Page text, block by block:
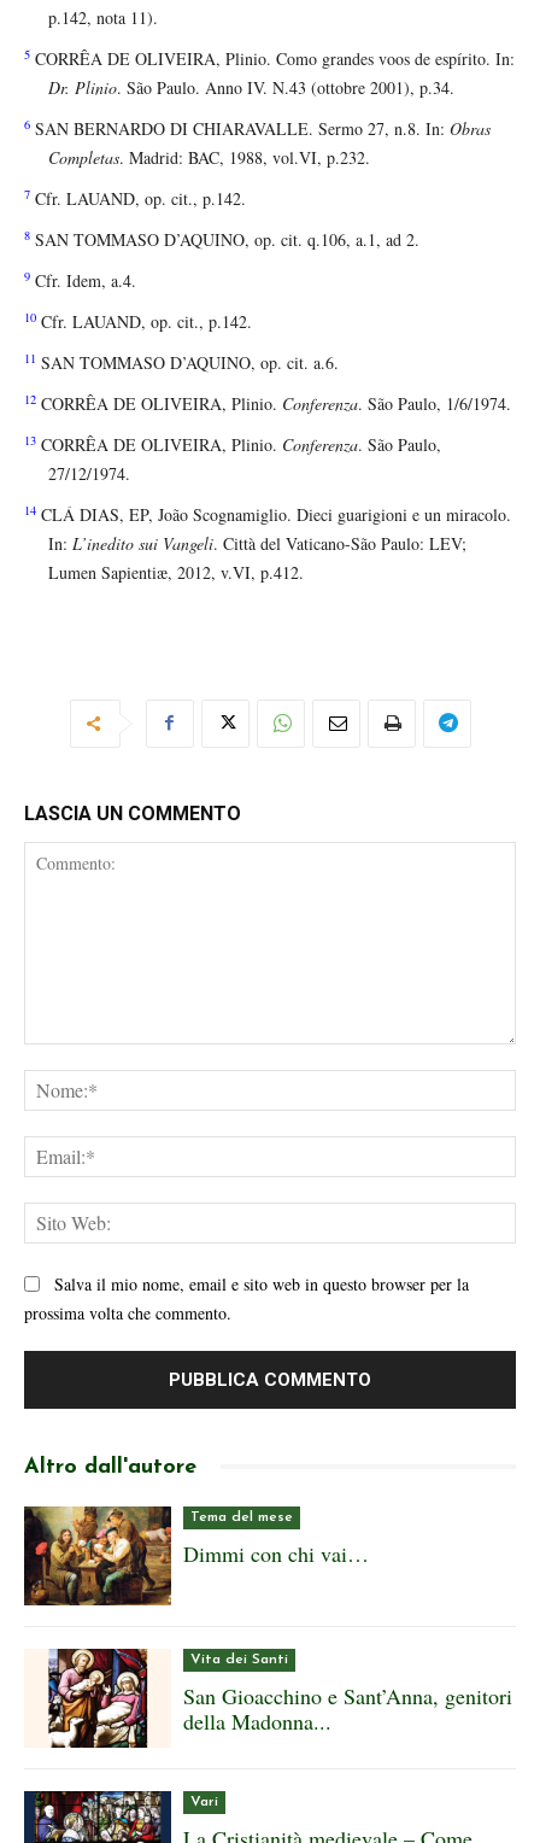
p.142, nota 11).
5 CORRÊA DE OLIVEIRA, Plinio. Como grandes voos de espírito. In:
Dr. Plinio. São Paulo. Anno IV. N.43 (ottobre 2001), p.34.
6 SAN BERNARDO DI CHIARAVALLE. Sermo 27, n.8. In: Obras
Completas. Madrid: BAC, 1988, vol.VI, p.232.
7 Cfr. LAUAND, op. cit., p.142.
8 SAN TOMMASO D’AQUINO, op. cit. q.106, a.1, ad 2.
9 Cfr. Idem, a.4.
10 Cfr. LAUAND, op. cit., p.142.
11 SAN TOMMASO D’AQUINO, op. cit. a.6.
12 CORRÊA DE OLIVEIRA, Plinio. Conferenza. São Paulo, 1/6/1974.
13 CORRÊA DE OLIVEIRA, Plinio. Conferenza. São Paulo,
27/12/1974.
14 CLÁ DIAS, EP, João Scognamiglio. Dieci guarigioni e un miracolo.
In: L’inedito sui Vangeli. Città del Vaticano-São Paulo: LEV;
Lumen Sapientiæ, 2012, v.VI, p.412.
LASCIA UN COMMENTO
Salva il mio nome, email e sito web in questo browser per la
prossima volta che commento.
Altro dall'autore
Tema del mese
Dimmi con chi vai…
Vita dei Santi
San Gioacchino e Sant’Anna, genitori
della Madonna...
Vari